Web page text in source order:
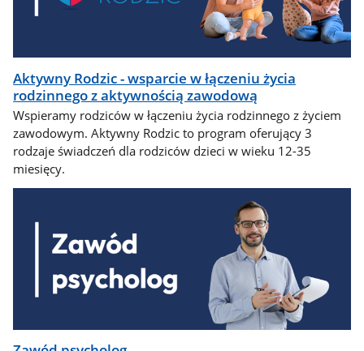
Aktywny Rodzic - wsparcie w łączeniu życia
rodzinnego z aktywnością zawodową
Wspieramy rodziców w łączeniu życia rodzinnego z życiem
zawodowym. Aktywny Rodzic to program oferujący 3
rodzaje świadczeń dla rodziców dzieci w wieku 12-35
miesięcy.